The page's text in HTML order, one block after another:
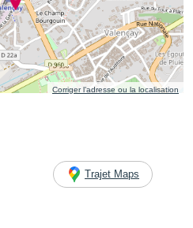
Corriger l’adresse ou la localisation
Trajet Maps